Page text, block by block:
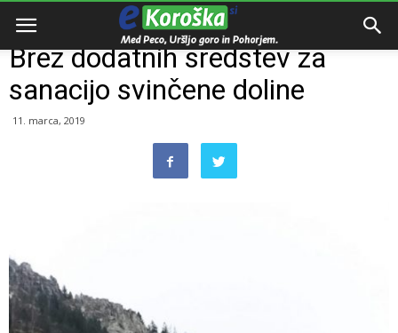
Domov Zanimivosti
Brez dodatnih sredstev za
sanacijo svinčene doline
11. marca, 2019